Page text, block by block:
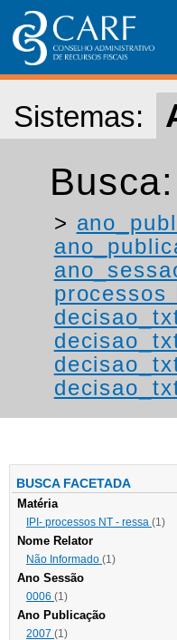
Sistemas:
Busca:
>
BUSCA FACETADA
Matéria
IPI- processos NT - ressa (1)
Nome Relator
Não Informado (1)
Ano Sessão
0006 (1)
Ano Publicação
2007 (1)